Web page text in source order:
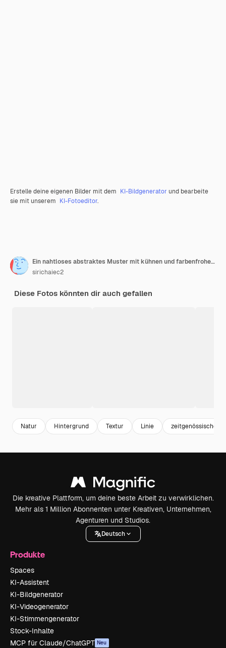
Erstelle deine eigenen Bilder mit dem KI-Bildgenerator und bearbeite
sie mit unserem KI-Fotoeditor.
Ein nahtloses abstraktes Muster mit kühnen und farbenfrohen Formen auf weißem Hintergrund
sirichaiec2
Diese Fotos könnten dir auch gefallen
Natur Hintergrund Textur Linie zeitgenössische
Die kreative Plattform, um deine beste Arbeit zu verwirklichen.
Mehr als 1 Million Abonnenten unter Kreativen, Unternehmen,
Agenturen und Studios.
Deutsch
Produkte
Spaces
KI-Assistent
KI-Bildgenerator
KI-Videogenerator
KI-Stimmengenerator
Stock-Inhalte
MCP für Claude/ChatGPT Neu